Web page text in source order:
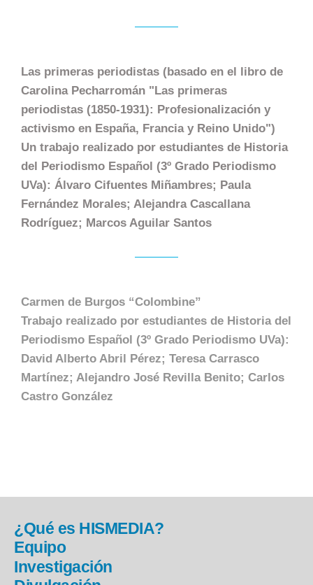
Las primeras periodistas (basado en el libro de
Carolina Pecharromán "Las primeras
periodistas (1850-1931): Profesionalización y
activismo en España, Francia y Reino Unido")
Un trabajo realizado por estudiantes de Historia
del Periodismo Español (3º Grado Periodismo
UVa): Álvaro Cifuentes Miñambres; Paula
Fernández Morales; Alejandra Cascallana
Rodríguez; Marcos Aguilar Santos
Carmen de Burgos “Colombine”
Trabajo realizado por estudiantes de Historia del
Periodismo Español (3º Grado Periodismo UVa):
David Alberto Abril Pérez; Teresa Carrasco
Martínez; Alejandro José Revilla Benito; Carlos
Castro González
¿Qué es HISMEDIA?
Equipo
Investigación